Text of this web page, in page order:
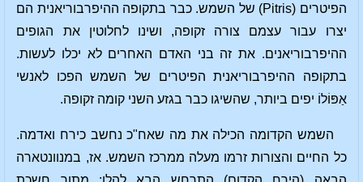
הפיטרים (Pitris) של השמש. כבר בתקופה ההיפרבוריאנית הם
יצרו עבור עצמם צורה זקופה, ושינו לחלוטין את הגופים
ההיפרבוריאנים. את זה בני האדם האחרים לא יכלו לעשות.
בתקופה ההיפרבוריאנית הפיטרים של השמש הפכו לאנשי
אַפּוֹלוֹ יפים ביותר, שהשיגו כבר בגזע השני קומה זקופה.
השמש הקדומה הכילה את מה שאח"כ נחשב כירח ואדמה.
כל החיים והצורות זרמו מעלה ממרכז השמש. אז, במנוונטארה